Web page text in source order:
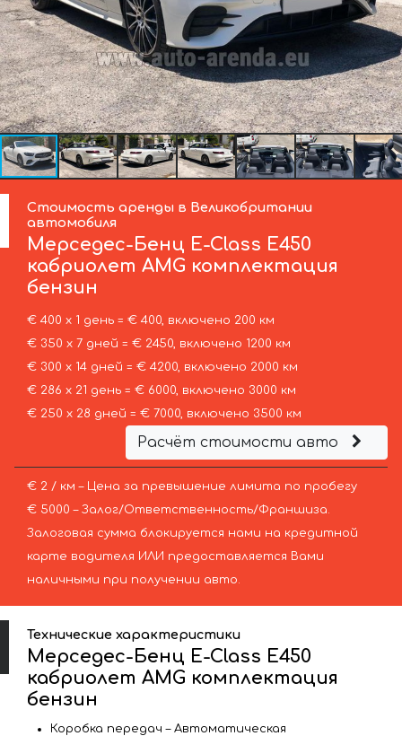
Стоимость аренды в Великобритании
автомобиля
Мерседес-Бенц E-Class E450
кабриолет AMG комплектация
бензин
€ 400 х 1 день = € 400, включено 200 км
€ 350 х 7 дней = € 2450, включено 1200 км
€ 300 х 14 дней = € 4200, включено 2000 км
€ 286 х 21 день = € 6000, включено 3000 км
€ 250 х 28 дней = € 7000, включено 3500 км
Расчёт стоимости авто
€ 2 / км – Цена за превышение лимита по пробегу
€ 5000 – Залог/Ответственность/Франшиза.
Залоговая сумма блокируется нами на кредитной
карте водителя ИЛИ предоставляется Вами
наличными при получении авто.
Технические характеристики
Мерседес-Бенц E-Class E450
кабриолет AMG комплектация
бензин
Коробка передач – Автоматическая